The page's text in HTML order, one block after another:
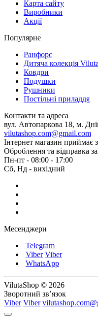
Карта сайту
Виробники
Акції
Популярне
Ранфорс
Дитяча колекція
Ковдри
Подушки
Рушники
Постільні приладдя
Контакти та адреса
вул. Автопаркова 18, м.
vilutashop.com@gmail.com
Інтернет магазин приймає
Оброблення та відправка
Пн-пт - 08:00 - 17:00
Сб, Нд - вихідний
Месенджери
Telegram
Viber Viber
WhatsApp
VilutaShop © 2026
Зворотний зв’язок
Viber Viber